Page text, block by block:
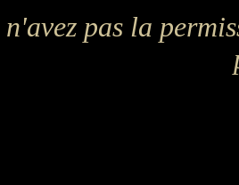
n'avez pas la